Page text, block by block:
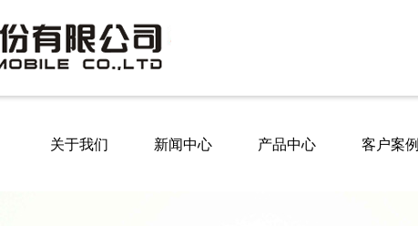
关于我们 新闻中心 产品中心 客户案例